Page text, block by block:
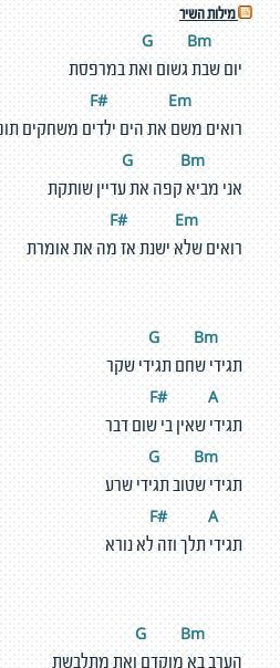
מילות השיר
Bm
יום שבת גשום ואת במרפסת
# Em
רואים משם את הים ילדים משחקים
Bm
אני מביא קפה את עדיין שותקת
# Em
רואים שלא ישנת אז מה את אומרת
Bm
תגידי שחם תגידי שקר
F
# A
תגידי שאין בי שום דבר
Bm
תגידי שטוב תגידי שרע
F
# A
תגידי תלך וזה לא נורא
Bm